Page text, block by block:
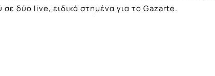
σε δύο live, ειδικά στημένα για το Gazarte.